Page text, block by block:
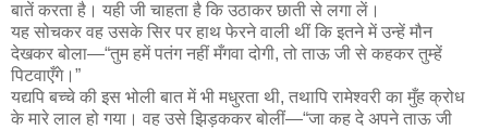
बातें करता है। यही जी चाहता है कि उठाकर छाती से लगा लें।
यह सोचकर वह उसके सिर पर हाथ फेरने वाली थीं कि इतने में उन्हें मौन
देखकर बोला—“तुम हमें पतंग नहीं मँगवा दोगी, तो ताऊ जी से कहकर तुम्हें
पिटवाएँगे।”
यद्यपि बच्चे की इस भोली बात में भी मधुरता थी, तथापि रामेश्वरी का मुँह क्रोध
के मारे लाल हो गया। वह उसे झिड़ककर बोलीं—“जा कह दे अपने ताऊ जी